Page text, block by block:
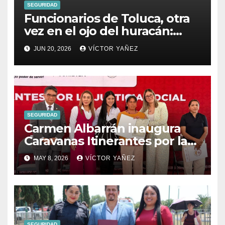
SEGURIDAD
Funcionarios de Toluca, otra
vez en el ojo del huracán:
denuncian a secretario del
Ayuntamiento por presunto
abuso sexual
JUN 20, 2026 VÍCTOR YAÑEZ
SEGURIDAD
Carmen Albarrán inaugura
Caravanas Itinerantes por la
Justicia Social en Donato
Guerra
MAY 8, 2026 VÍCTOR YAÑEZ